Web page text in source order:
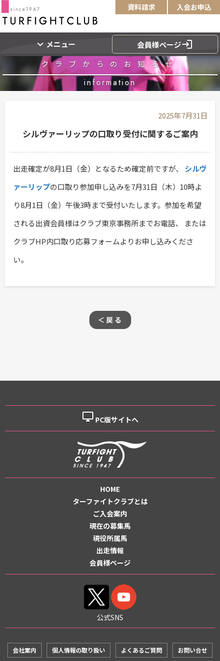
資料請求 入会お申込
expand_more メニュー 会員様ページlogin
クラブからのお知らせ
information
2025年7月31日
シルヴァーリップの口取り受付に関するご案内
出走確定が8月1日（金）となるため確定前ですが、 シルヴ
ァーリップの口取り参加申し込みを7月31日（木）10時よ
り8月1日（金）午後3時まで受付いたします。参加を希望
される出資会員様はクラブ東京事務所までお電話、 または
クラブHP内口取り応募フォームよりお申し込みくださ
い。
＜戻る
desktop_windows PC版サイトへ
HOME
ターファイトクラブとは
ご入会案内
現在の募集馬
現役所属馬
出走情報
会員様ページ
公式SNS
会社案内 個人情報の取り扱い よくあるご質問 お問い合せ